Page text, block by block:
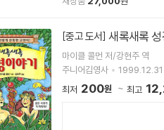
[중고 도서] 새록새록
마이클 콜먼 저/강현주 역
주니어김영사
최저 200원 최고